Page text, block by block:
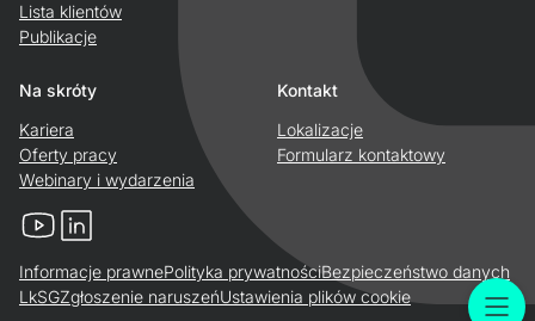
Lista klientów
Publikacje
Na skróty
Kariera
Oferty pracy
Webinary i wydarzenia
Kontakt
Lokalizacje
Formularz kontaktowy
YouTubeLinkedIn
Informacje prawnePolityka prywatnościBezpieczeństwo danych
LkSGZgłoszenie naruszeńUstawienia plików cookie